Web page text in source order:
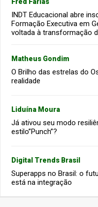
INDT Educacional abre
Formação Executiva em
voltada à transformação
Matheus Gondim
O Brilho das estrelas do
realidade
Liduína Moura
Já ativou seu modo
estilo”Punch”?
Digital Trends Brasil
Superapps no Brasil: o
está na integração